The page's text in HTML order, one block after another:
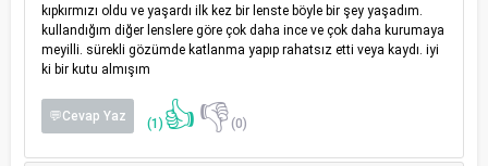
kıpkırmızı oldu ve yaşardı ilk kez bir lenste böyle bir şey yaşadım.
kullandığım diğer lenslere göre çok daha ince ve çok daha kurumaya
meyilli. sürekli gözümde katlanma yapıp rahatsız etti veya kaydı. iyi
ki bir kutu almışım
💬Cevap Yaz (1) 👍👎(0)